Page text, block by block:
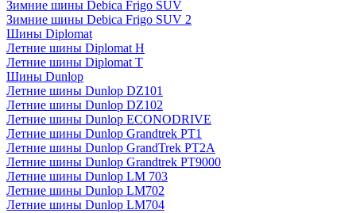
Зимние шины Debica Frigo SUV
Зимние шины Debica Frigo SUV 2
Шины Diplomat
Летние шины Diplomat H
Летние шины Diplomat T
Шины Dunlop
Летние шины Dunlop DZ101
Летние шины Dunlop DZ102
Летние шины Dunlop ECONODRIVE
Летние шины Dunlop Grandtrek PT1
Летние шины Dunlop GrandTrek PT2A
Летние шины Dunlop Grandtrek PT9000
Летние шины Dunlop LM 703
Летние шины Dunlop LM702
Летние шины Dunlop LM704